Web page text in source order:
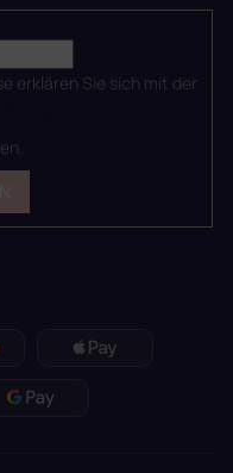
erklären Sie sich mit der